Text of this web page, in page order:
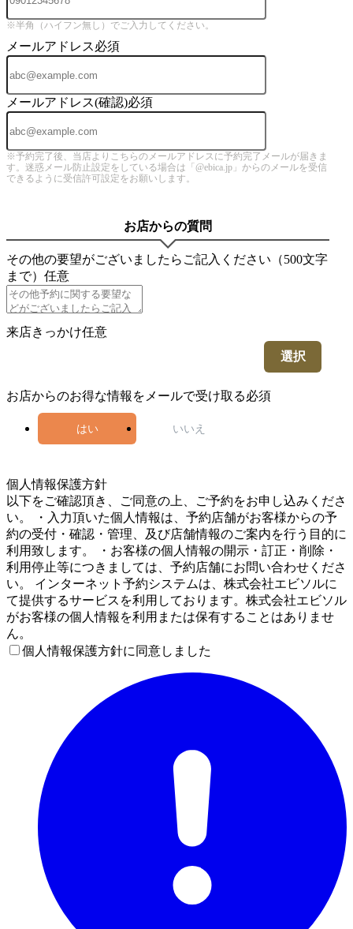
※半角（ハイフン無し）でご入力してください。
メールアドレス必須
メールアドレス(確認)必須
※予約完了後、当店よりこちらのメールアドレスに予約完了メールが届きま
す。迷惑メール防止設定をしている場合は「@ebica.jp」からのメールを受信
できるように受信許可設定をお願いします。
お店からの質問
その他の要望がございましたらご記入ください（500文字
まで） 任意
来店きっかけ任意
選択
お店からのお得な情報をメールで受け取る必須
はい いいえ
個人情報保護方針
以下をご確認頂き、ご同意の上、ご予約をお申し込みくださ
い。 ・入力頂いた個人情報は、予約店舗がお客様からの予
約の受付・確認・管理、及び店舗情報のご案内を行う目的に
利用致します。 ・お客様の個人情報の開示・訂正・削除・
利用停止等につきましては、予約店舗にお問い合わせくださ
い。 インターネット予約システムは、株式会社エビソルに
て提供するサービスを利用しております。株式会社エビソル
がお客様の個人情報を利用または保有することはありませ
ん。
個人情報保護方針に同意しました